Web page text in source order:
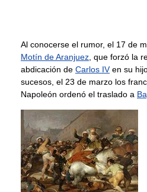
Al conocerse el rumor, el 17 de
Motín de Aranjuez , que forzó la
abdicación de Carlos IVen su
sucesos, el 23 de marzo los
Napoleón ordenó el traslado a